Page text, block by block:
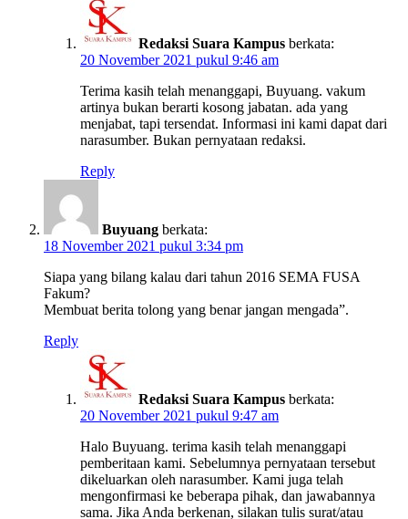
Redaksi Suara Kampus berkata:
20 November 2021 pukul 9:46 am
Terima kasih telah menanggapi, Buyuang. vakum
artinya bukan berarti kosong jabatan. ada yang
menjabat, tapi tersendat. Informasi ini kami dapat dari
narasumber. Bukan pernyataan redaksi.
Reply
Buyuang berkata:
18 November 2021 pukul 3:34 pm
Siapa yang bilang kalau dari tahun 2016 SEMA FUSA
Fakum?
Membuat berita tolong yang benar jangan mengada”.
Reply
Redaksi Suara Kampus berkata:
20 November 2021 pukul 9:47 am
Halo Buyuang. terima kasih telah menanggapi
pemberitaan kami. Sebelumnya pernyataan tersebut
dikeluarkan oleh narasumber. Kami juga telah
mengonfirmasi ke beberapa pihak, dan jawabannya
sama. Jika Anda berkenan, silakan tulis surat/atau